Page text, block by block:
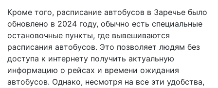
Кроме того, расписание автобусов в Заречье было
обновлено в 2024 году, обычно есть специальные
остановочные пункты, где вывешиваются
расписания автобусов. Это позволяет людям без
доступа к интернету получить актуальную
информацию о рейсах и времени ожидания
автобусов. Однако, несмотря на все эти удобства,